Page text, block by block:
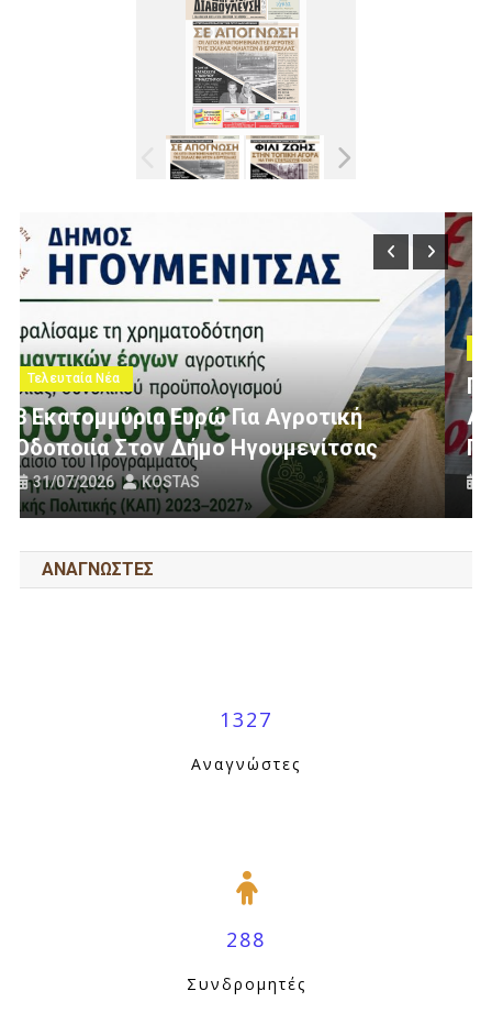
Τελευταία Νέα
Πολίτες Θεσπρωτίας Ενάντια Στις
Ανεμογεννήτριες: Ποιον Ενοχλούν Τα
Πανό Μας;
25/07/2026 KOSTAS
ΑΝΑΓΝΩΣΤΕΣ
1327
Αναγνώστες
288
Συνδρομητές